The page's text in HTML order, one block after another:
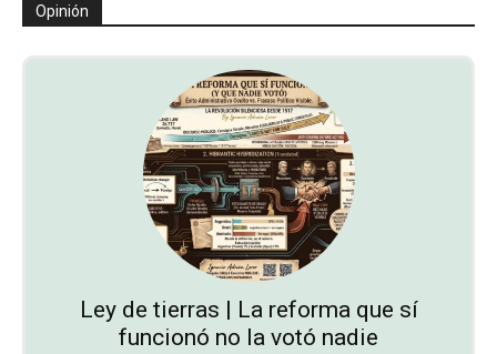
Opinión
Ley de tierras | La reforma que sí
funcionó no la votó nadie